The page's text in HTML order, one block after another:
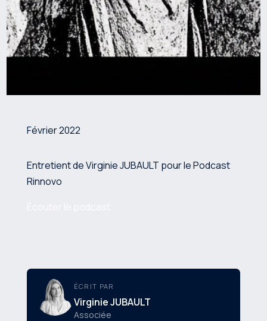
Février 2022
Entretient de Virginie JUBAULT pour le Podcast
Rinnovo
ÉCRIT PAR
Virginie JUBAULT
Associée